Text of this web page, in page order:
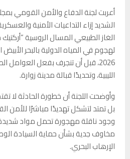
أعربت لجنة الدفاع والأمن القومي
الشديد إزاء التداعيات الأمنية
الغاز الطبيعي المسال الروسية
2026، قبل أن تنجرف بفعل العوامل
الليبية، وتحديدًا قبالة مدينة زوارة.
وأوضحت اللجنة أن خطورة الحادثة لا
بل تمتد لتشكل تهديدًا مباشرًا للأمن
وجود ناقلة مهجورة تحمل مواد شديدة
مخاوف جدية بشأن حماية السيادة
الإرهاب البحري.